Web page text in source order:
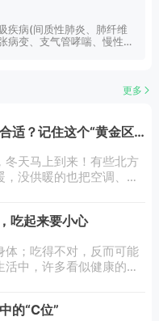
疾病(间质性肺炎、肺纤维
病变、支气管哮喘、慢性难
更多
适？记住这个“黄金区
冬天马上到来！有些北方
没供暖的也把空调、电
了！室内是不是越
吃起来要小心
体；吃得不对，反而可能
中，许多看似健康的食
开这些误导选项？对此
的“C位”